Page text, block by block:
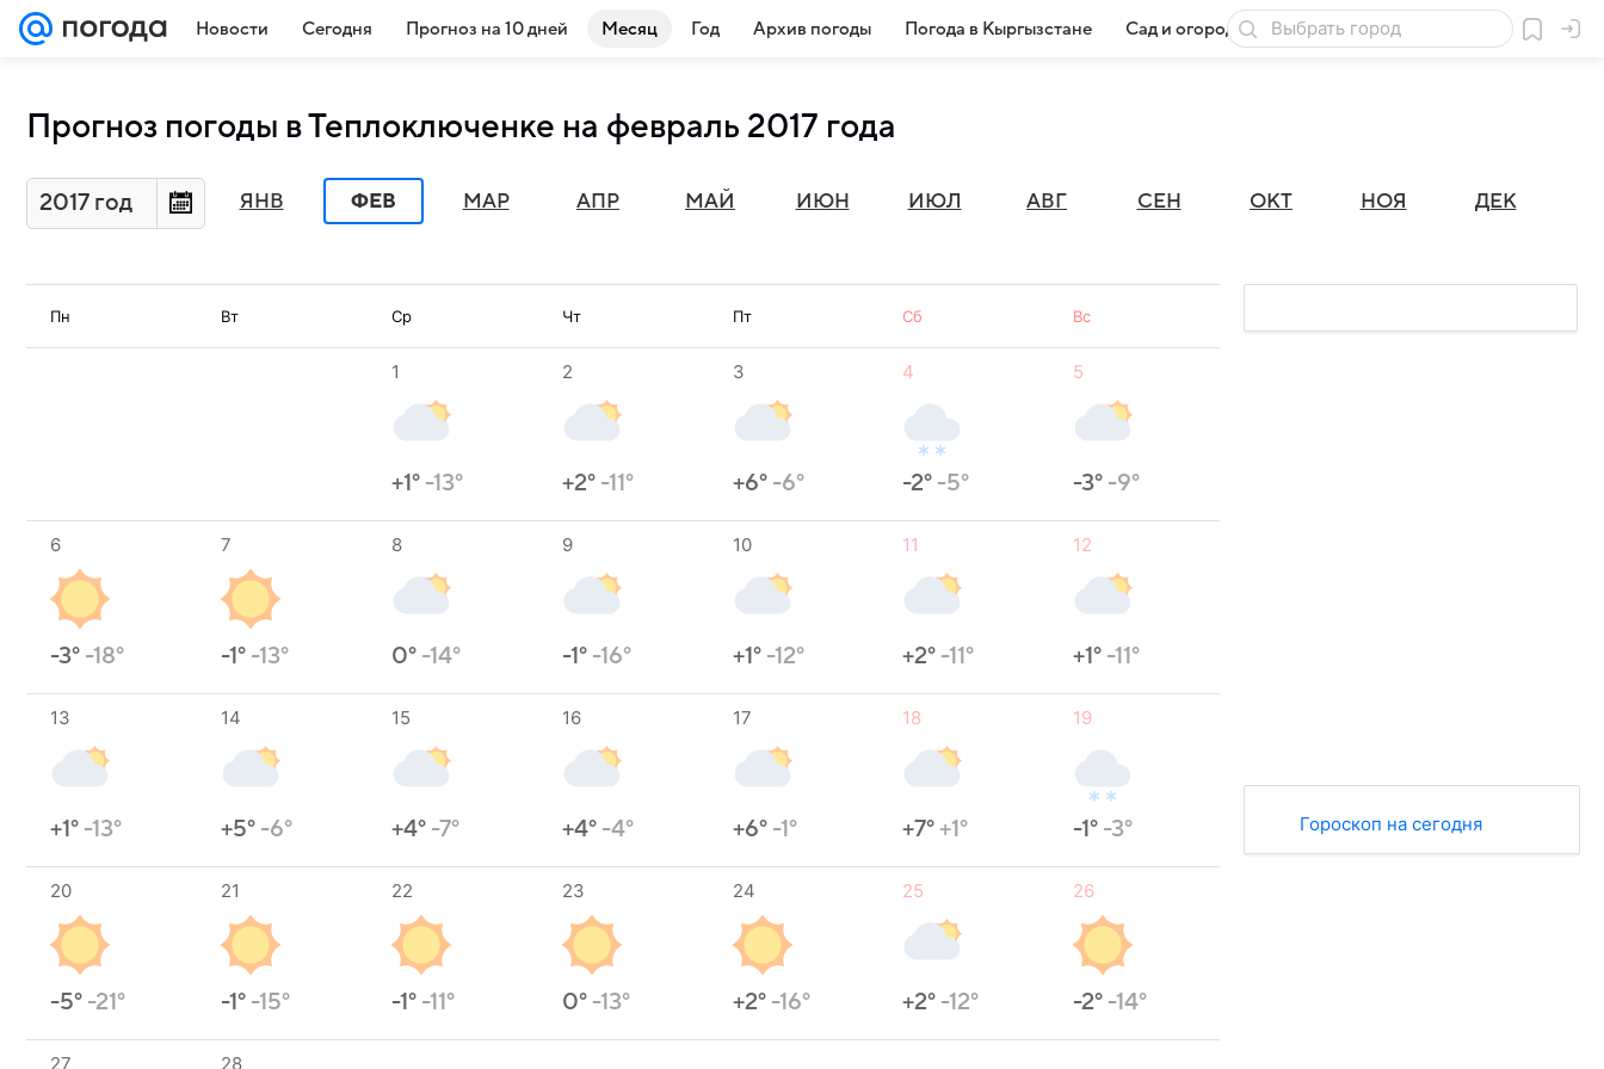
Новости Сегодня Прогноз на 10 дней Месяц Год Архив погоды Погода в Кыргызстане Сад и огород Товары для дачи
Прогноз погоды в Теплоключенке на февраль 2017 года
2017 год ЯНВ ФЕВ МАР АПР МАЙ ИЮН ИЮЛ АВГ СЕН ОКТ НОЯ ДЕК
Пн Вт Ср Чт Пт Сб Вс
1
+1° -13°
2
+2° -11°
3
+6° -6°
4
-2° -5°
5
-3° -9°
6
-3° -18°
7
-1° -13°
8
0° -14°
9
-1° -16°
10
+1° -12°
11
+2° -11°
12
+1° -11°
13
+1° -13°
14
+5° -6°
15
+4° -7°
16
+4° -4°
17
+6° -1°
18
+7°+1°
19
-1° -3°
20
-5° -21°
21
-1° -15°
22
-1° -11°
23
0° -13°
24
+2° -16°
25
+2° -12°
26
-2° -14°
27 28
Гороскоп на сегодня